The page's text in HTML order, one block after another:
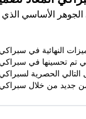
الجوهر الأساسي
تم تحسينها في
التالي الحصرية
جديد من خلال سبراكي